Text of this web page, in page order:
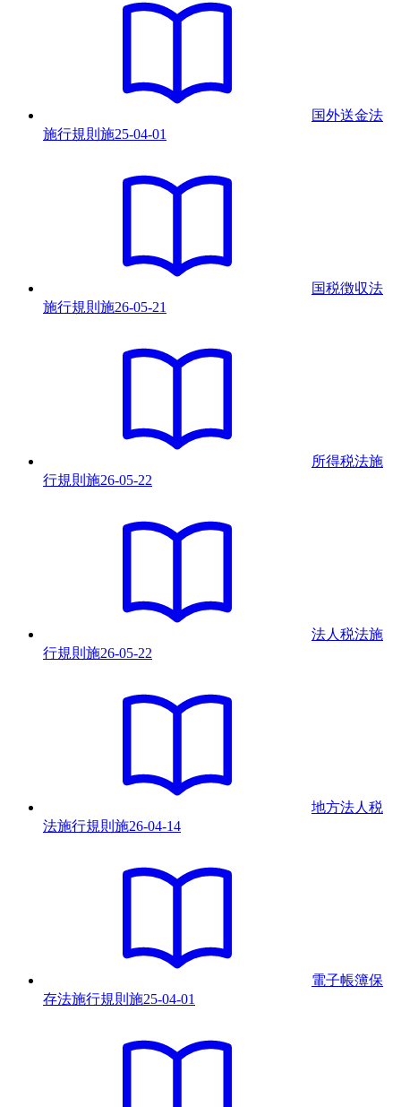
国外送金法
施行規則 施25-04-01
国税徴収法
施行規則 施26-05-21
所得税法施
行規則 施26-05-22
法人税法施
行規則 施26-05-22
地方法人税
法施行規則 施26-04-14
電子帳簿保
存法施行規則 施25-04-01